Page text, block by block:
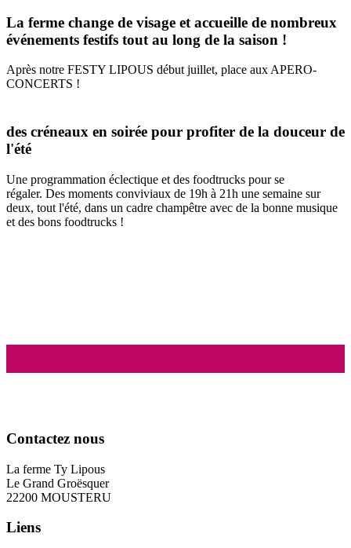
La ferme change de visage et accueille de nombreux
événements festifs tout au long de la saison !
Après notre FESTY LIPOUS début juillet, place aux APERO-
CONCERTS !
des créneaux en soirée pour profiter de la douceur de
l'été
Une programmation éclectique et des foodtrucks pour se
régaler. Des moments conviviaux de 19h à 21h une semaine sur
deux, tout l'été, dans un cadre champêtre avec de la bonne musique
et des bons foodtrucks !
Contactez nous
La ferme Ty Lipous
Le Grand Groësquer
22200 MOUSTERU
Liens